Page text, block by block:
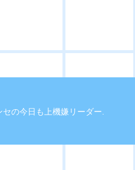
の今日も上機嫌リーダー.